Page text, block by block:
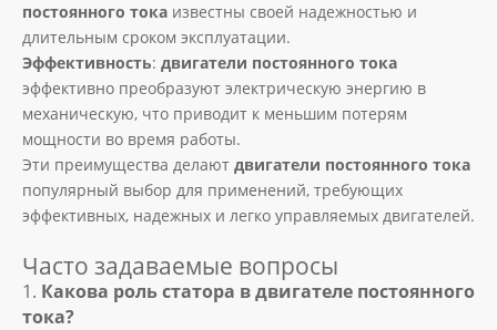
постоянного тока известны своей надежностью и
длительным сроком эксплуатации.
Эффективность: двигатели постоянного тока
эффективно преобразуют электрическую энергию в
механическую, что приводит к меньшим потерям
мощности во время работы.
Эти преимущества делают двигатели постоянного тока
популярный выбор для применений, требующих
эффективных, надежных и легко управляемых двигателей.
Часто задаваемые вопросы
1. Какова роль статора в двигателе постоянного
тока?